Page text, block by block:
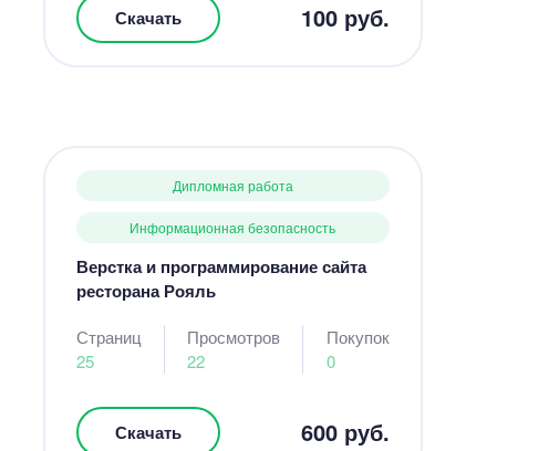
Скачать 100 руб.
Дипломная работа
Информационная безопасность
Верстка и программирование сайта
ресторана Рояль
Страниц
25
Просмотров
22
Покупок
0
Скачать 600 руб.